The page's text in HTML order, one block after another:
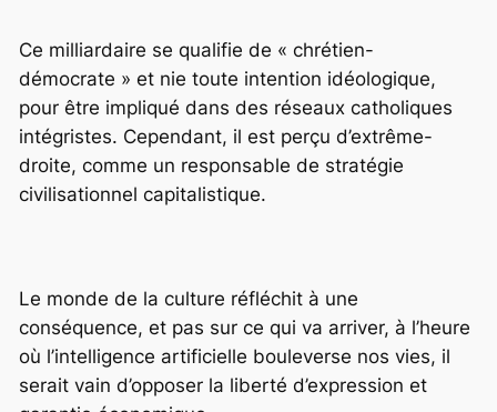
Ce milliardaire se qualifie de « chrétien-
démocrate » et nie toute intention idéologique,
pour être impliqué dans des réseaux catholiques
intégristes. Cependant, il est perçu d’extrême-
droite, comme un responsable de stratégie
civilisationnel capitalistique.
Le monde de la culture réfléchit à une
conséquence, et pas sur ce qui va arriver, à l’heure
où l’intelligence artificielle bouleverse nos vies, il
serait vain d’opposer la liberté d’expression et